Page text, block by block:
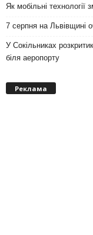
Як мобільні технології
7 серпня на Львівщині
У Сокільниках
біля аеропорту
Реклама